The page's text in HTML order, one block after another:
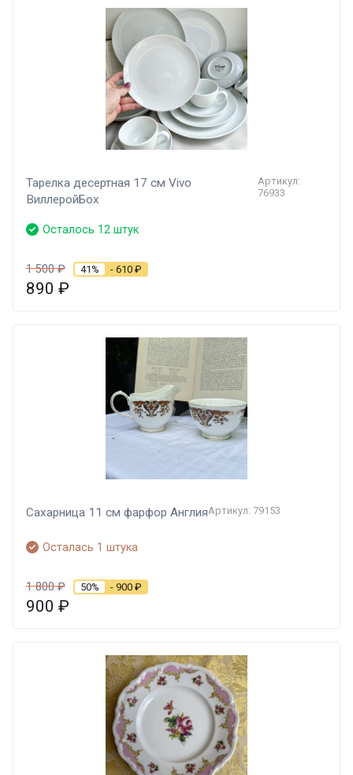
Тарелка десертная 17 см Vivo
ВиллеройБох
Артикул:
76933
Осталось 12 штук
1 500₽ 41% - 610 ₽
890 ₽
Сахарница 11 см фарфор АнглияАртикул: 79153
Осталась 1 штука
1 800₽ 50% - 900 ₽
900 ₽